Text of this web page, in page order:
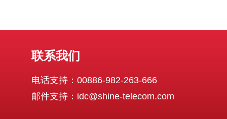
联系我们
电话支持：00886-982-263-666
邮件支持：idc@shine-telecom.com